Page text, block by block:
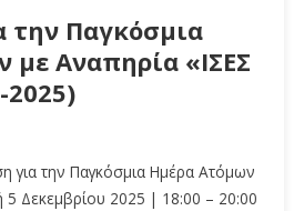
την Παγκόσμια
με Αναπηρία «ΙΣΕΣ
για την Παγκόσμια Ημέρα Ατόμων
5 Δεκεμβρίου 2025 | 18:00 – 20:00